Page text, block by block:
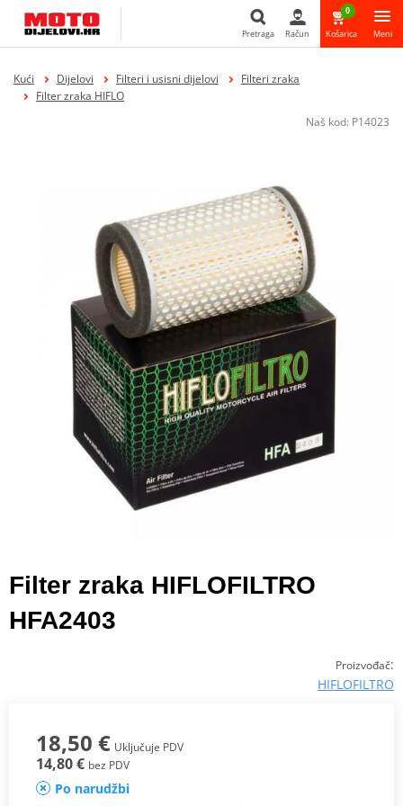
Pretraga Račun
0
Košarica Meni
Kući Dijelovi Filteri i usisni dijelovi
Filteri zraka
Filter zraka HIFLO
Naš kod: P14023
Filter zraka HIFLOFILTRO
HFA2403
Proizvođač:
HIFLOFILTRO
18,50 € Uključuje PDV
14,80 € bez PDV
Po narudžbi